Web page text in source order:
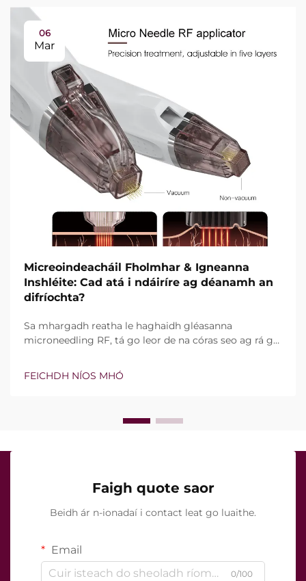
06
Mar
Micreoindeacháil Fholmhar & Igneanna
Inshléite: Cad atá i ndáiríre ag déanamh an
difríochta?
Sa mhargadh reatha le haghaidh gléasanna
microneedling RF, tá go leor de na córas seo ag rá go
Áfach, níl an cheist fíor i ndáiríre an bhfuil na gnéithe
seo ann nó nach bhfuil, ach conas a oibríonn siad go
FEICHDH NÍOS MHÓ
Faigh quote saor
Beidh ár n-ionadaí i contact leat go luaithe.
Email
0/100